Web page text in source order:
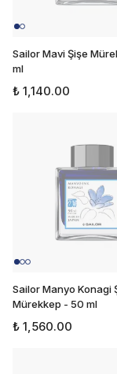
Sailor Mavi Şişe
ml
₺ 1,140.00
Sailor Manyo Konagi
Mürekkep - 50 ml
₺ 1,560.00